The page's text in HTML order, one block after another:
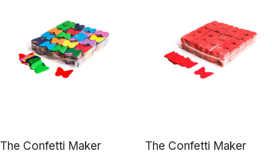
The Confetti Maker
The Confetti Maker